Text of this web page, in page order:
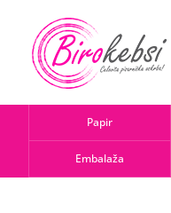
Papir
Embalaža